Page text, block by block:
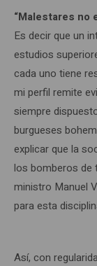
“Malestares no
Es decir que un
estudios
cada uno tiene
mi perfil remite
siempre
burgueses
explicar que la
los bomberos de
ministro Manuel
para esta
Así, con